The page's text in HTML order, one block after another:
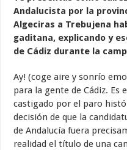
Andalucista por la
Algeciras a Trebujena
gaditana, explicando y
de Cádiz durante la
Ay! (coge aire y sonrío
para la gente de Cádiz.
castigado por el paro
decisión de que la
de Andalucía fuera
realidad el título de una